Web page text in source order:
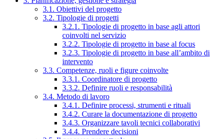
3.1. Obiettivi del progetto
3.2. Tipologie di progetti
3.2.1. Tipologie di progetto in base agli attori
coinvolti nel servizio
3.2.2. Tipologie di progetto in base al focus
3.2.3. Tipologie di progetto in base all’ambito di
intervento
3.3. Competenze, ruoli e figure coinvolte
3.3.1. Coordinatore di progetto
3.3.2. Definire ruoli e responsabilità
3.4. Metodo di lavoro
3.4.1. Definire processi, strumenti e rituali
3.4.2. Curare la documentazione di progetto
3.4.3. Organizzare tavoli tecnici collaborativi
3.4.4. Prendere decisioni